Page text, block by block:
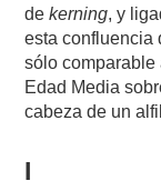
dekerning, y
esta confluencia
sólo comparable
Edad Media
cabeza de un
I